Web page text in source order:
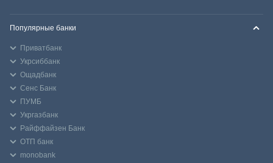
Популярные банки
Приватбанк
Укрсиббанк
Ощадбанк
Сенс Банк
ПУМБ
Укргазбанк
Райффайзен Банк
ОТП банк
monobank